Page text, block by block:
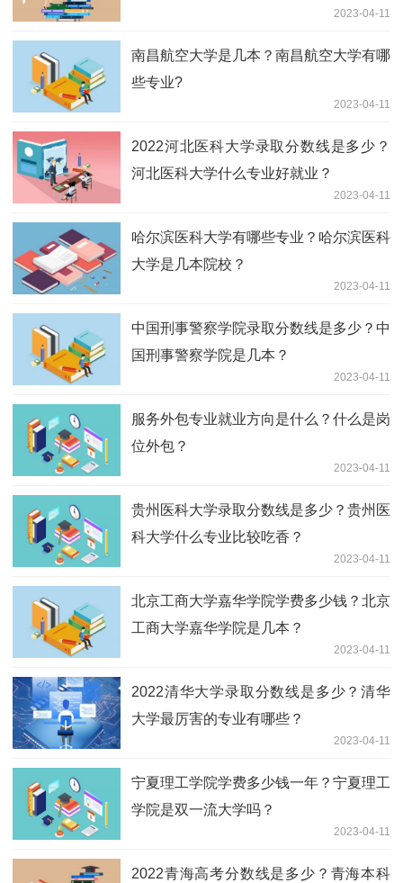
2023-04-11
南昌航空大学是几本？南昌航空大学有哪
些专业?
2023-04-11
2022河北医科大学录取分数线是多少？
河北医科大学什么专业好就业？
2023-04-11
哈尔滨医科大学有哪些专业？哈尔滨医科
大学是几本院校？
2023-04-11
中国刑事警察学院录取分数线是多少？中
国刑事警察学院是几本？
2023-04-11
服务外包专业就业方向是什么？什么是岗
位外包？
2023-04-11
贵州医科大学录取分数线是多少？贵州医
科大学什么专业比较吃香？
2023-04-11
北京工商大学嘉华学院学费多少钱？北京
工商大学嘉华学院是几本？
2023-04-11
2022清华大学录取分数线是多少？清华
大学最厉害的专业有哪些？
2023-04-11
宁夏理工学院学费多少钱一年？宁夏理工
学院是双一流大学吗？
2023-04-11
2022青海高考分数线是多少？青海本科